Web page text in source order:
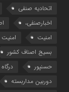
اتحادیه صنفی
اخبارصنفی،
امنیت
بسیج اصناف کشور
حسنپور
درگاه
دوربین مداربسته